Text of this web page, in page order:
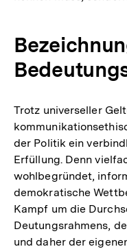
Trotz universeller
der Politik ein
Erfüllung. Denn
wohlbegründet,
demokratische
Kampf um die
Deutungsrahmens,
und daher der